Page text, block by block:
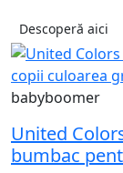
Descoperă aici
babyboomer
United
bumbac